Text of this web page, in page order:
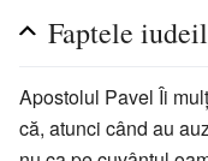
Faptele
Apostolul Pavel Îi
că, atunci când au